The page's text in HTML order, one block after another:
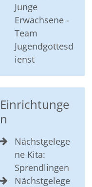
Junge
Erwachsene -
Team
Jugendgottesd
ienst
Einrichtunge
n
Nächstgelege
ne Kita:
Sprendlingen
Nächstgelege